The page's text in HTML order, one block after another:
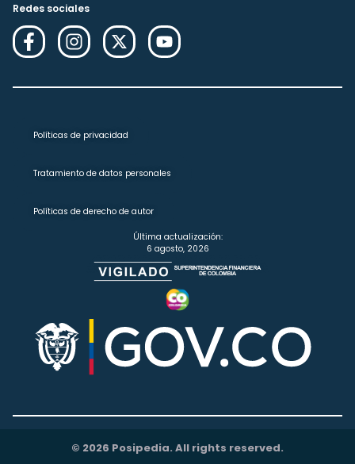
Redes sociales
Políticas de privacidad
Tratamiento de datos personales
Políticas de derecho de autor
Última actualización:
6 agosto, 2026
© 2026 Posipedia. All rights reserved.